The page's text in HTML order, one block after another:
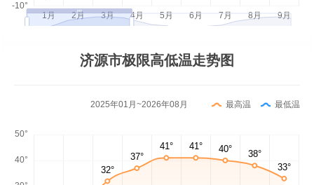
济源市极限高低温走势图
2025年01月~2026年08月 最高温 最低温